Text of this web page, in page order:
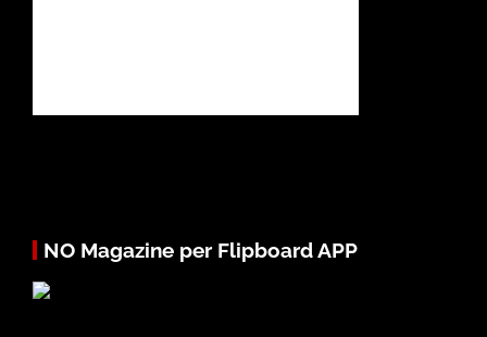
NO Magazine per Flipboard APP